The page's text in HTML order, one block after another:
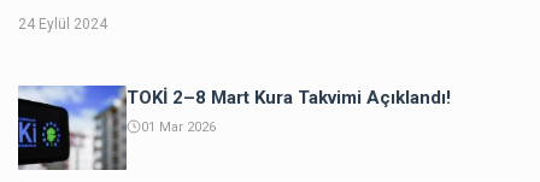
24 Eylül 2024
TOKİ 2–8 Mart Kura Takvimi Açıklandı!
01 Mar 2026